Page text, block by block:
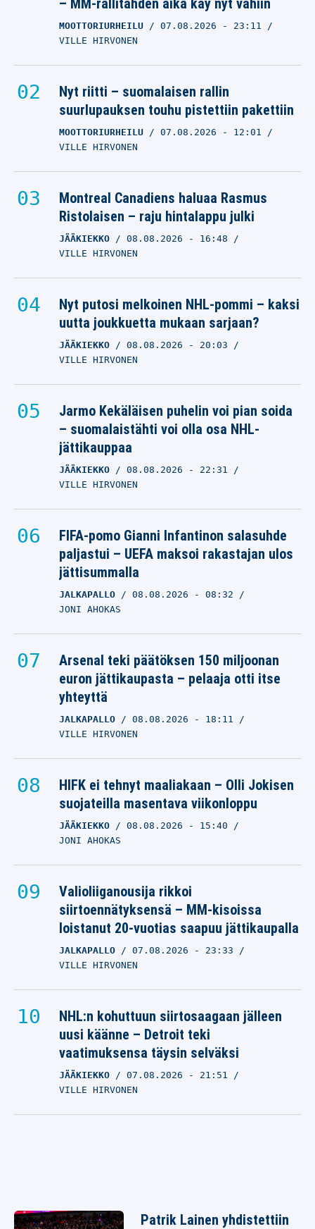
– MM-rallitähden aika käy nyt vähiin
MOOTTORIURHEILU 07.08.2026 - 23:11
VILLE HIRVONEN
Nyt riitti – suomalaisen rallin
suurlupauksen touhu pistettiin pakettiin
MOOTTORIURHEILU 07.08.2026 - 12:01
VILLE HIRVONEN
Montreal Canadiens haluaa Rasmus
Ristolaisen – raju hintalappu julki
JÄÄKIEKKO 08.08.2026 - 16:48
VILLE HIRVONEN
Nyt putosi melkoinen NHL-pommi – kaksi
uutta joukkuetta mukaan sarjaan?
JÄÄKIEKKO 08.08.2026 - 20:03
VILLE HIRVONEN
Jarmo Kekäläisen puhelin voi pian soida
– suomalaistähti voi olla osa NHL-
jättikauppaa
JÄÄKIEKKO 08.08.2026 - 22:31
VILLE HIRVONEN
FIFA-pomo Gianni Infantinon salasuhde
paljastui – UEFA maksoi rakastajan ulos
jättisummalla
JALKAPALLO 08.08.2026 - 08:32
JONI AHOKAS
Arsenal teki päätöksen 150 miljoonan
euron jättikaupasta – pelaaja otti itse
yhteyttä
JALKAPALLO 08.08.2026 - 18:11
VILLE HIRVONEN
HIFK ei tehnyt maaliakaan – Olli Jokisen
suojateilla masentava viikonloppu
JÄÄKIEKKO 08.08.2026 - 15:40
JONI AHOKAS
Valioliiganousija rikkoi
siirtoennätyksensä – MM-kisoissa
loistanut 20-vuotias saapuu jättikaupalla
JALKAPALLO 07.08.2026 - 23:33
VILLE HIRVONEN
NHL:n kohuttuun siirtosaagaan jälleen
uusi käänne – Detroit teki
vaatimuksensa täysin selväksi
JÄÄKIEKKO 07.08.2026 - 21:51
VILLE HIRVONEN
Patrik Lainen yhdistettiin